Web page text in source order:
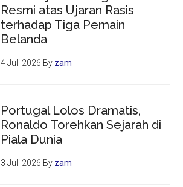
Resmi atas Ujaran Rasis
terhadap Tiga Pemain
Belanda
4 Juli 2026 By zam
Portugal Lolos Dramatis,
Ronaldo Torehkan Sejarah di
Piala Dunia
3 Juli 2026 By zam